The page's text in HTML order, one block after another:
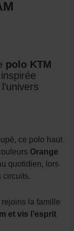
polo KTM
ce polo haut
Orange
quotidien, lors
circuits.
la famille
et vis l’esprit